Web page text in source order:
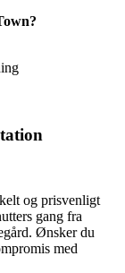
og prisvenligt
gang fra
Ønsker du
med